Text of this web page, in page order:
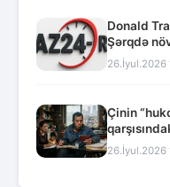
Donald
Şərqdə
26.İyul.2026
Çinin
26.İyul.2026